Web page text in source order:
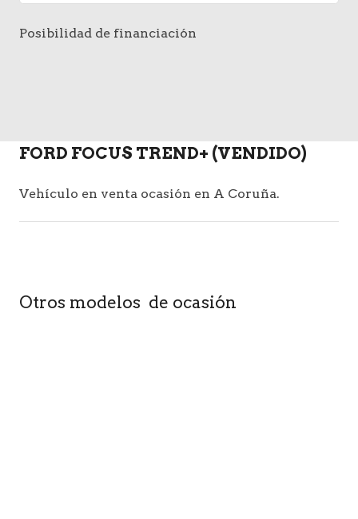
Posibilidad de financiación
FORD FOCUS TREND+ (VENDIDO)
Vehículo en venta ocasión en A Coruña.
Otros modelos de ocasión